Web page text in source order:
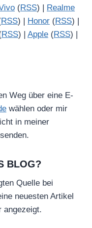
(RSS) |
Realme
RSS) | Honor (RSS) |
RSS) | Apple (RSS) |
Weg über eine E-
wählen oder mir
in meiner
BLOG?
Quelle bei
neuesten Artikel
angezeigt.